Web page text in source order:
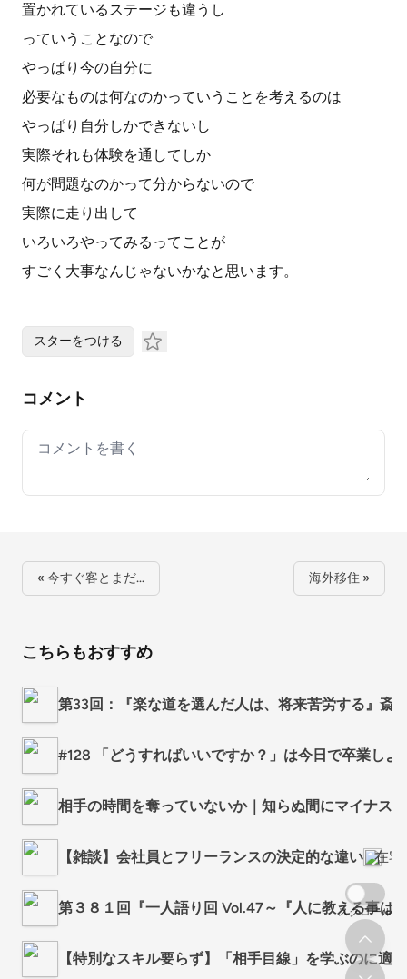
置かれているステージも違うし
っていうことなので
やっぱり今の自分に
必要なものは何なのかっていうことを考えるのは
やっぱり自分しかできないし
実際それも体験を通してしか
何が問題なのかって分からないので
実際に走り出して
いろいろやってみるってことが
すごく大事なんじゃないかなと思います。
スターをつける
コメント
Your comment
« 今すぐ客とまだ… 海外移住 »
こちらもおすすめ
第33回：『楽な道を選んだ人は、将来苦労する』斎
#128 「どうすればいいですか？」は今日で卒業しよ
相手の時間を奪っていないか｜知らぬ間にマイナス
【雑談】会社員とフリーランスの決定的な違い 在宅
第３８１回『一人語り回 Vol.47～『人に教える事は
【特別なスキル要らず】「相手目線」を学ぶのに適
スクロール